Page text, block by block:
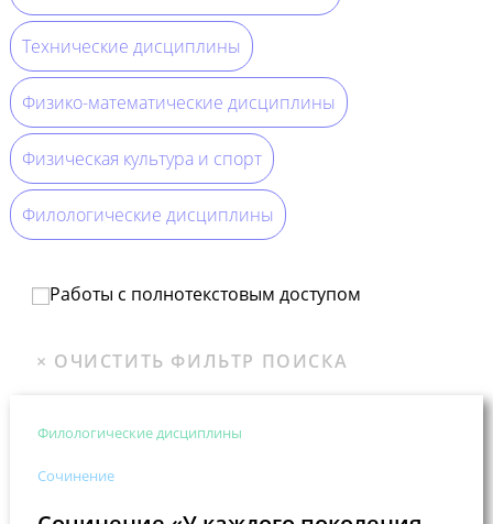
Технические дисциплины
Физико-математические дисциплины
Физическая культура и спорт
Филологические дисциплины
Работы с полнотекстовым доступом
Филологические дисциплины
Сочинение